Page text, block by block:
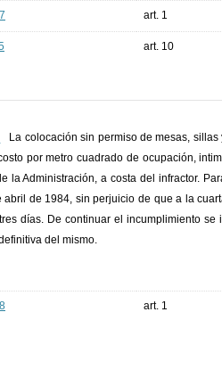
art. 1
art. 10
La colocación sin permiso de mesas,
por metro cuadrado de ocupación,
la Administración, a costa del infractor.
abril de 1984, sin perjuicio de que a la
días. De continuar el incumplimiento
del mismo.
art. 1